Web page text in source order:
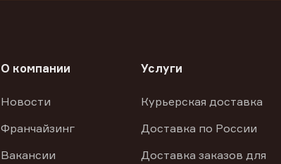
О компании
Новости
Франчайзинг
Вакансии
Услуги
Курьерская доставка
Доставка по России
Доставка заказов для